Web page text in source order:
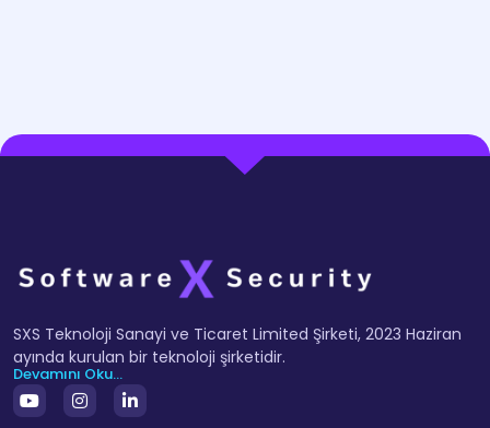
SXS Teknoloji Sanayi ve Ticaret Limited Şirketi, 2023 Haziran
ayında kurulan bir teknoloji şirketidir.
Devamını Oku...